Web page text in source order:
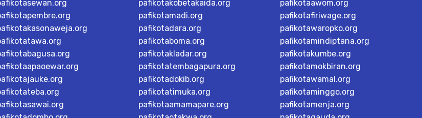
pafikotakobetakaida.org
pafikotamadi.org
pafikotadara.org
pafikotaboma.org
pafikotakladar.org
pafikotatembagapura.org
pafikotadokib.org
pafikotatimuka.org
pafikotaamamapare.org
pafikotaawom.org
pafikotafiriwage.org
pafikotawaropko.org
pafikotamindiptana.org
pafikotakumbe.org
pafikotamokbiran.org
pafikotawamal.org
pafikotaminggo.org
pafikotamenja.org